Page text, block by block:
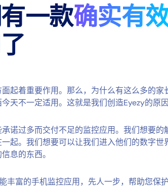
一款确实有
起着重要作用。那么，为什么有这么多的家
天不一定适用。这就是我们创造Eyezy的原因
诺过多而交付不足的监控应用。我们想要的
起。我们想要可以让我们进入他们的数字世
息的东西。
丰富的手机监控应用，先人一步，帮助您保